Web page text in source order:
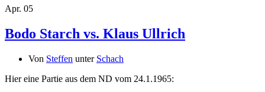
Apr. 05
Bodo Starch vs. Klaus Ullrich
Von Steffen unter Schach
Hier eine Partie aus dem ND vom 24.1.1965: